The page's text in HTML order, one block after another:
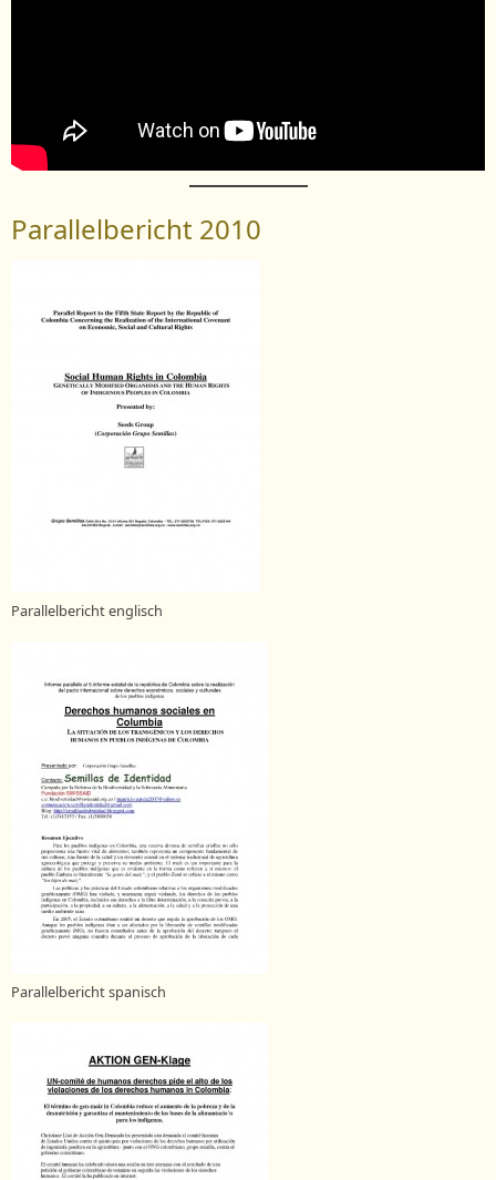
Parallelbericht 2010
Parallelbericht englisch
Parallelbericht spanisch